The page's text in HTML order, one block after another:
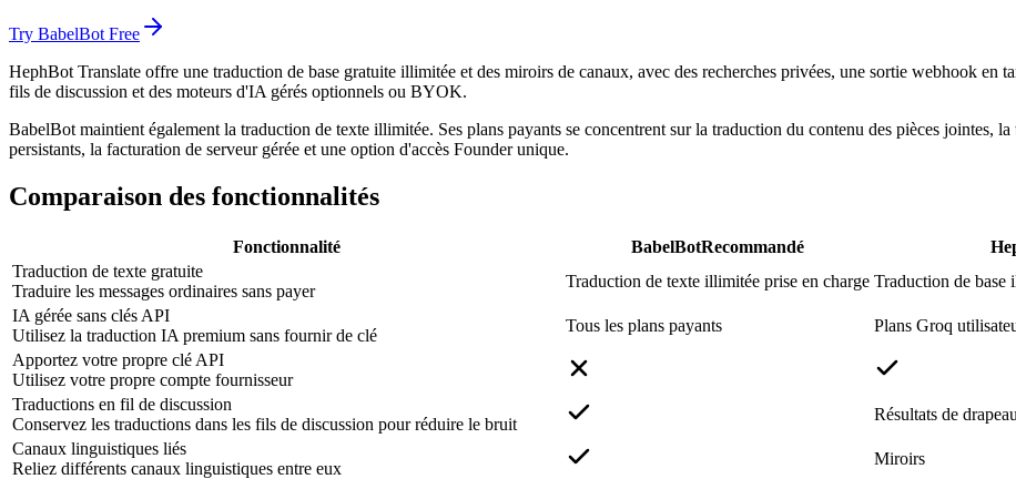
Try BabelBot Free
HephBot Translate offre une traduction de base gratuite illimitée et des miroirs de canaux, avec des recherches privées, une sortie webhook en
fils de discussion et des moteurs d'IA gérés optionnels ou BYOK.
BabelBot maintient également la traduction de texte illimitée. Ses plans payants se concentrent sur la traduction du contenu des pièces jointes,
persistants, la facturation de serveur gérée et une option d'accès Founder unique.
Comparaison des fonctionnalités
Fonctionnalité BabelBotRecommandé
Traduction de texte gratuite
Traduire les messages ordinaires sans payer
Traduction de texte illimitée prise en charge Traduction de base
IA gérée sans clés API
Utilisez la traduction IA premium sans fournir de clé
Tous les plans payants
Plans Groq
Apportez votre propre clé API
Utilisez votre propre compte fournisseur
Traductions en fil de discussion
Conservez les traductions dans les fils de discussion pour réduire le bruit
Résultats de
Canaux linguistiques liés
Reliez différents canaux linguistiques entre eux
Miroirs